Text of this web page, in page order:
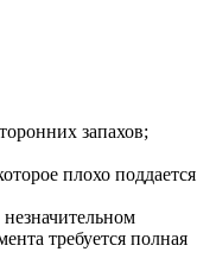
запахов;
плохо поддается
требуется полная